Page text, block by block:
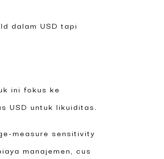
dalam USD tapi
ini fokus ke
USD untuk likuiditas.
measure sensitivity
manajemen, cus